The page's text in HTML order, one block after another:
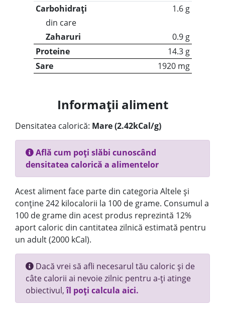
Carbohidrați
1.6 g
din care
Zaharuri
0.9 g
Proteine
14.3 g
Sare
1920 mg
Informații aliment
Densitatea calorică: Mare (2.42kCal/g)
Află cum poți slăbi cunoscând
densitatea calorică a alimentelor
Acest aliment face parte din categoria Altele și
conține 242 kilocalorii la 100 de grame. Consumul a
100 de grame din acest produs reprezintă 12%
aport caloric din cantitatea zilnică estimată pentru
un adult (2000 kCal).
Dacă vrei să afli necesarul tău caloric și de
câte calorii ai nevoie zilnic pentru a-ți atinge
obiectivul,îl poți calcula aici.